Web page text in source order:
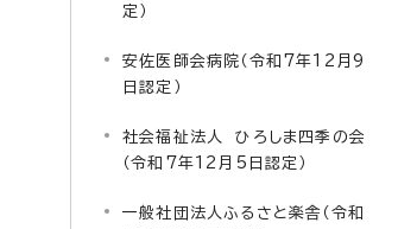
定）
安佐医師会病院（令和7年12月9
日認定）
社会福祉法人 ひろしま四季の会
（令和7年12月5日認定）
一般社団法人ふるさと楽舎（令和